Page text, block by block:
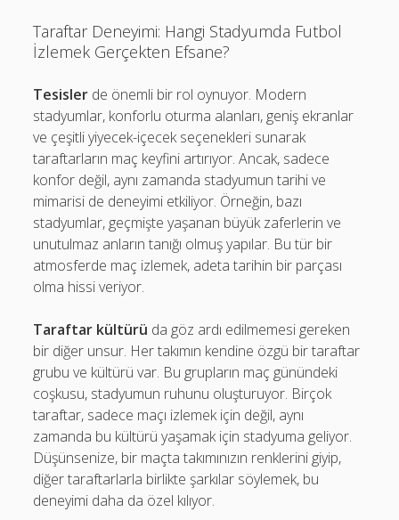
Taraftar Deneyimi: Hangi Stadyumda Futbol
İzlemek Gerçekten Efsane?
Tesisler de önemli bir rol oynuyor. Modern
stadyumlar, konforlu oturma alanları, geniş ekranlar
ve çeşitli yiyecek-içecek seçenekleri sunarak
taraftarların maç keyfini artırıyor. Ancak, sadece
konfor değil, aynı zamanda stadyumun tarihi ve
mimarisi de deneyimi etkiliyor. Örneğin, bazı
stadyumlar, geçmişte yaşanan büyük zaferlerin ve
unutulmaz anların tanığı olmuş yapılar. Bu tür bir
atmosferde maç izlemek, adeta tarihin bir parçası
olma hissi veriyor.
Taraftar kültürü da göz ardı edilmemesi gereken
bir diğer unsur. Her takımın kendine özgü bir taraftar
grubu ve kültürü var. Bu grupların maç günündeki
coşkusu, stadyumun ruhunu oluşturuyor. Birçok
taraftar, sadece maçı izlemek için değil, aynı
zamanda bu kültürü yaşamak için stadyuma geliyor.
Düşünsenize, bir maçta takımınızın renklerini giyip,
diğer taraftarlarla birlikte şarkılar söylemek, bu
deneyimi daha da özel kılıyor.